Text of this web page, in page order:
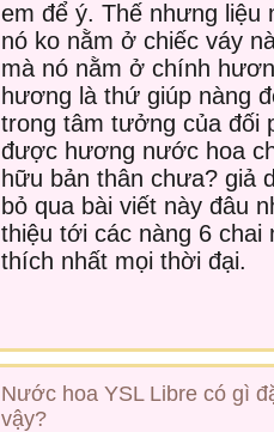
em để ý. Thế nhưng liệu
nó ko nằm ở chiếc váy
mà nó nằm ở chính
hương là thứ giúp nàng
trong tâm tưởng của đối
được hương nước hoa
hữu bản thân chưa? giả
bỏ qua bài viết này đâu
thiệu tới các nàng 6
thích nhất mọi thời đại.
Nước hoa YSL Libre có gì
vậy?